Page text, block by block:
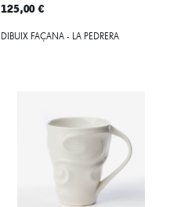
125,00 €
DIBUIX FAÇANA - LA PEDRERA